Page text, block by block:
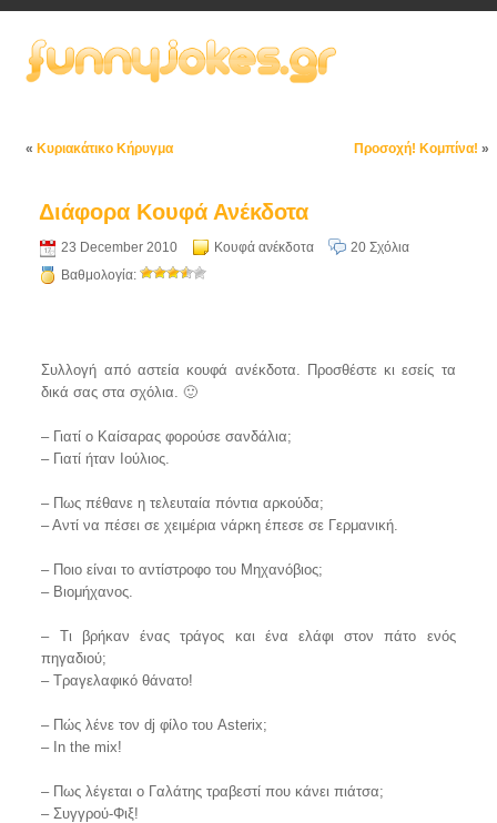
« Κυριακάτικο Κήρυγμα Προσοχή! Κομπίνα! »
Διάφορα Κουφά Ανέκδοτα
23 December 2010 Κουφά ανέκδοτα
20 Σχόλια
Βαθμολογία:
Συλλογή από αστεία κουφά ανέκδοτα. Προσθέστε κι εσείς τα
δικά σας στα σχόλια. 🙂
– Γιατί ο Καίσαρας φορούσε σανδάλια;
– Γιατί ήταν Ιούλιος.
– Πως πέθανε η τελευταία πόντια αρκούδα;
– Αντί να πέσει σε χειμέρια νάρκη έπεσε σε Γερμανική.
– Ποιο είναι το αντίστροφο του Μηχανόβιος;
– Βιομήχανος.
– Τι βρήκαν ένας τράγος και ένα ελάφι στον πάτο ενός
πηγαδιού;
– Τραγελαφικό θάνατο!
– Πώς λένε τον dj φίλο του Asterix;
– In the mix!
– Πως λέγεται ο Γαλάτης τραβεστί που κάνει πιάτσα;
– Συγγρού-Φιξ!